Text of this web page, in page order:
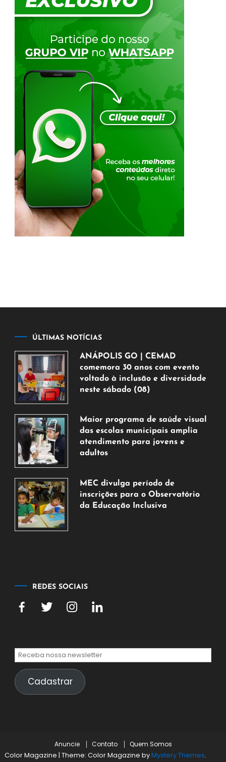
ÚLTIMAS NOTÍCIAS
ANÁPOLIS GO | CEMAD
comemora 30 anos com evento
voltado à inclusão e diversidade
neste sábado (08)
de
agosto
de
2026
Maior programa de saúde visual
das escolas municipais amplia
atendimento para jovens e
adultos
de
agosto
de
MEC divulga período de
inscrições para o Observatório
da Educação Inclusiva
REDES SOCIAIS
Cadastrar
Anuncie Contato Quem Somos
Color Magazine | Theme: Color Magazine byMystery Themes.